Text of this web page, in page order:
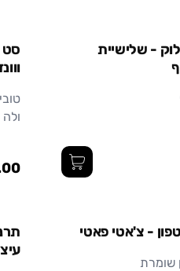
- שלישיית
סט
- צ'אטי פאטי
שומרת